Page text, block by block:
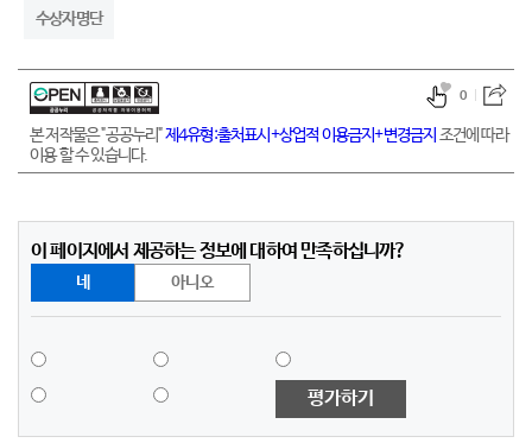
수상자명단
본 저작물은 "공공누리"제4유형:출처표시+상업적 이용금지+변경금지 조건에 따라
이용 할 수 있습니다.
0
이 페이지에서 제공하는 정보에 대하여 만족하십니까?
네 아니오
평가하기